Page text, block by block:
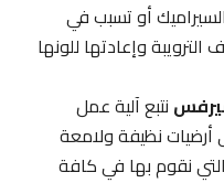
أو تسبب في
وإعادتها للونها
نتبع آلية عمل
نظيفة ولامعة
نقوم بها في كافة